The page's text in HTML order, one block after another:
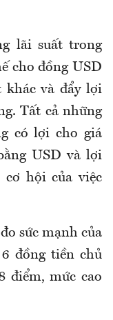
lãi suất trong
cho đồng USD
khác và đẩy lợi
Tất cả những
có lợi cho giá
USD và lợi
hội của việc
sức mạnh của
đồng tiền chủ
điểm, mức cao